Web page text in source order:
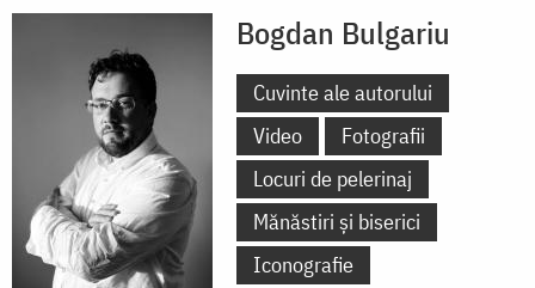
Bogdan Bulgariu
Cuvinte ale autorului
Video
Fotografii
Locuri de pelerinaj
Mănăstiri și biserici
Iconografie